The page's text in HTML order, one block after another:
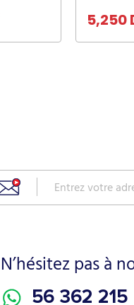
5,250
pas à
56 362 215